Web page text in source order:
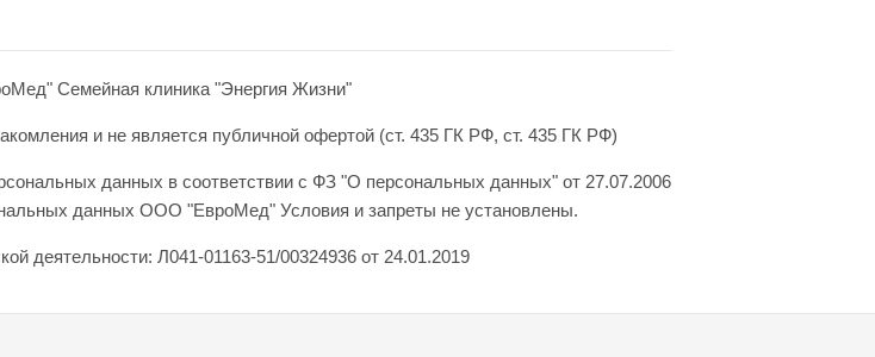
Семейная клиника "Энергия Жизни"
и не является публичной офертой (ст. 435 ГК РФ, ст. 435 ГК РФ)
данных в соответствии с ФЗ "О персональных данных" от 27.07.2006
данных ООО "ЕвроМед" Условия и запреты не установлены.
деятельности: Л041-01163-51/00324936 от 24.01.2019